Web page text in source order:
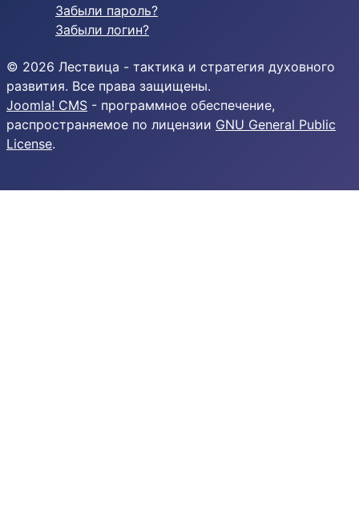
Забыли пароль?
Забыли логин?
© 2026 Лествица - тактика и стратегия духовного
развития. Все права защищены.
Joomla! CMS - программное обеспечение,
распространяемое по лицензии GNU General Public
License.